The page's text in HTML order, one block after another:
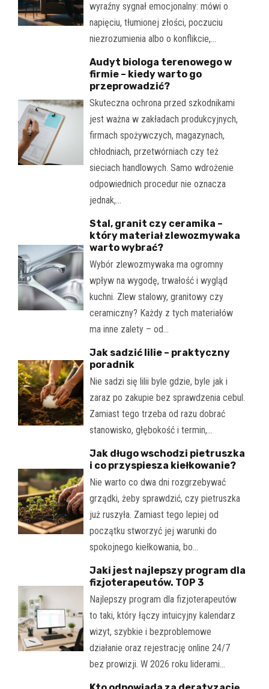
wyraźny sygnał emocjonalny: mówi o
napięciu, tłumionej złości, poczuciu
niezrozumienia albo o konflikcie,…
Audyt biologa terenowego w
firmie – kiedy warto go
przeprowadzić?
Skuteczna ochrona przed szkodnikami
jest ważna w zakładach produkcyjnych,
firmach spożywczych, magazynach,
chłodniach, przetwórniach czy też
sieciach handlowych. Samo wdrożenie
odpowiednich procedur nie oznacza
jednak,…
Stal, granit czy ceramika –
który materiał zlewozmywaka
warto wybrać?
Wybór zlewozmywaka ma ogromny
wpływ na wygodę, trwałość i wygląd
kuchni. Zlew stalowy, granitowy czy
ceramiczny? Każdy z tych materiałów
ma inne zalety – od…
Jak sadzić lilie – praktyczny
poradnik
Nie sadzi się lilii byle gdzie, byle jak i
zaraz po zakupie bez sprawdzenia cebul.
Zamiast tego trzeba od razu dobrać
stanowisko, głębokość i termin,…
Jak długo wschodzi pietruszka
i co przyspiesza kiełkowanie?
Nie warto co dwa dni rozgrzebywać
grządki, żeby sprawdzić, czy pietruszka
już ruszyła. Zamiast tego lepiej od
początku stworzyć jej warunki do
spokojnego kiełkowania, bo…
Jaki jest najlepszy program dla
fizjoterapeutów. TOP 3
Najlepszy program dla fizjoterapeutów
to taki, który łączy intuicyjny kalendarz
wizyt, szybkie i bezproblemowe
działanie oraz rejestrację online 24/7
bez prowizji. W 2026 roku liderami…